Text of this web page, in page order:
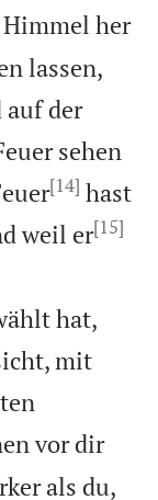
Himmel her
lassen,
auf der
sehen
[14] hast
weil er[15]
hat,
mit
vor dir
als du,